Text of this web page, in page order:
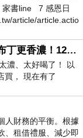
家書line 7 感恩日
article/article.actio
酪梨牛奶食譜｜加一顆布丁更香濃！120秒完成飲料店級酪梨奶昔｜imami 旗艦豆漿機
濃、太好喝了！ 以
買， 現在有了
養生豆漿機，
人財務的平衡。根據
、租借禮服、減少即